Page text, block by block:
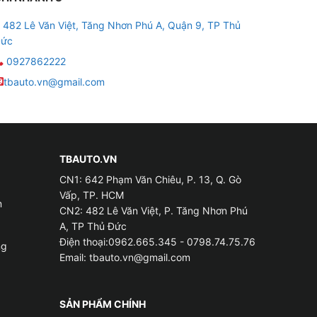
482 Lê Văn Việt, Tăng Nhơn Phú A, Quận 9, TP Thủ
0927862222
tbauto.vn@gmail.com
TBAUTO.VN
CN1: 642 Phạm Văn Chiêu, P. 13, Q. Gò
Vấp, TP. HCM
CN2: 482 Lê Văn Việt, P. Tăng Nhơn Phú
A, TP Thủ Đức
Điện thoại:0962.665.345 - 0798.74.75.76
Email: tbauto.vn@gmail.com
SẢN PHẨM CHÍNH